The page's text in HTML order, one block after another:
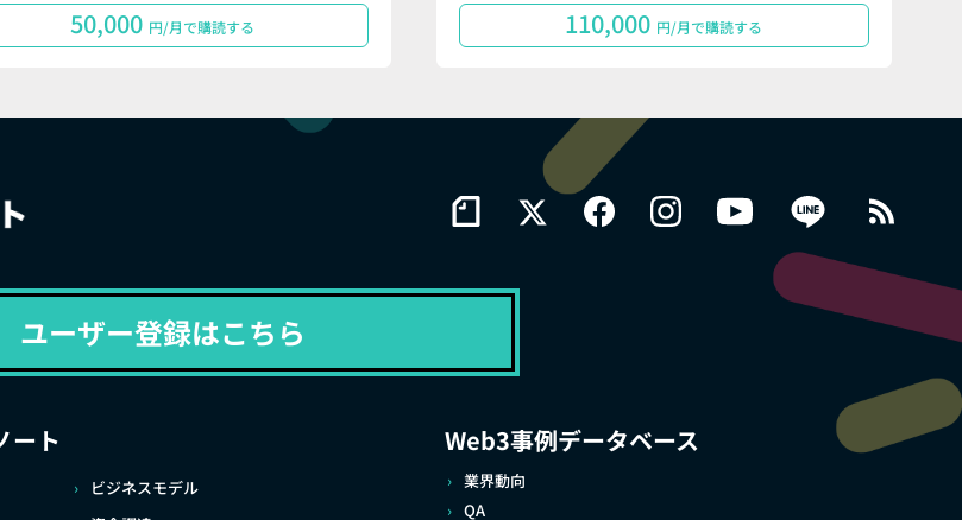
50,000 円/月で購読する 110,000 円/月で購読する
ユーザー登録はこちら
ート
ビジネスモデル
Web3事例データベース
業界動向
QA